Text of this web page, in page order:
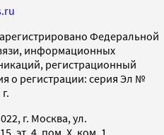
Федеральной
информационных
регистрационный
о регистрации: серия Эл №
г. Москва, ул.
эт. 4, пом. X, ком. 1